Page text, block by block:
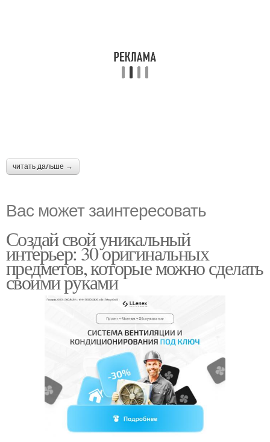
читать дальше →
Вас может заинтересовать
Создай свой уникальный
интерьер: 30 оригинальных
предметов, которые можно сделать
своими руками